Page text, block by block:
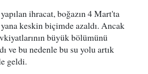
ihracat, boğazın 4 Mart'ta
keskin biçimde azaldı. Ancak
büyük bölümünü
ve bu nedenle bu su yolu artık
geldi.